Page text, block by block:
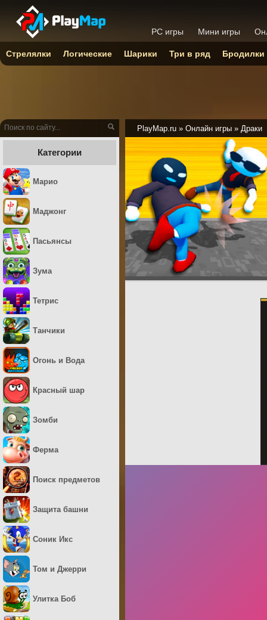
PlayMap.ru » Онлайн игры » Драки
Категории
Марио
Маджонг
Пасьянсы
Зума
Тетрис
Танчики
Огонь и Вода
Красный шар
Зомби
Ферма
Поиск предметов
Защита башни
Соник Икс
Том и Джерри
Улитка Боб
PC игры Мини игры
Стрелялки Логические Шарики Три в ряд Бродилки